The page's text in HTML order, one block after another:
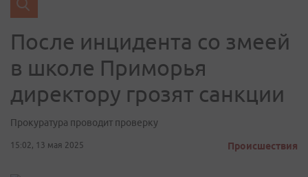
После инцидента со змеей
в школе Приморья
директору грозят санкции
Прокуратура проводит проверку
15:02, 13 мая 2025 Происшествия